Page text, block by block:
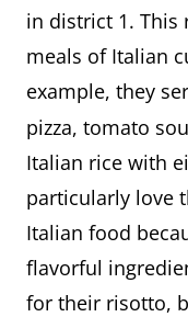
in district 1. This
meals of Italian
example, they
pizza, tomato
Italian rice with
particularly love
Italian food
flavorful
for their risotto,